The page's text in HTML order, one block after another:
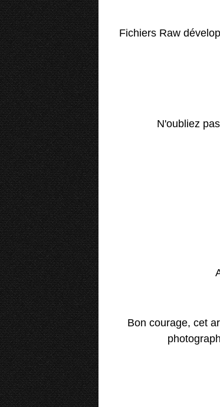
Fichiers Raw
N'oubliez
Bon courage, cet